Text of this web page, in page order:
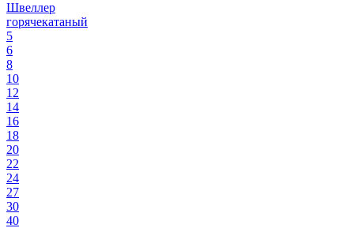
Швеллер
горячекатаный
5
6
8
10
12
14
16
18
20
22
24
27
30
40